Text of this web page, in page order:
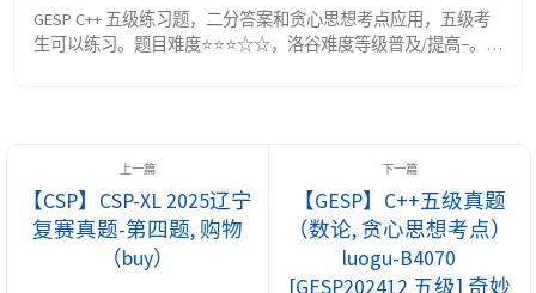
GESP C++ 五级练习题，二分答案和贪心思想考点应用，五级考
生可以练习。题目难度⭐⭐⭐☆☆，洛谷难度等级普及/提高−。
【CSP】CSP-XL 2025辽宁
复赛真题-第四题, 购物
（buy）
【GESP】C++五级真题
（数论, 贪心思想考点）
luogu-B4070
[GESP202412 五级] 奇妙